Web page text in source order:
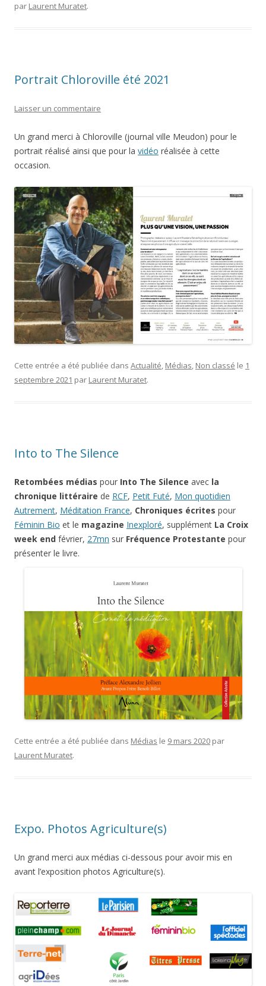
par Laurent Muratet.
Portrait Chloroville été 2021
Laisser un commentaire
Un grand merci à Chloroville (journal ville Meudon) pour le
portrait réalisé ainsi que pour la vidéo réalisée à cette
occasion.
Cette entrée a été publiée dans Actualité, Médias, Non classé le 1
septembre 2021 par Laurent Muratet.
Into to The Silence
Retombées médias pour Into The Silence avec la
chronique littéraire de RCF, Petit Futé, Mon quotidien
Autrement, Méditation France, Chroniques écrites pour
Féminin Bio et le magazine Inexploré, supplément La Croix
week end février, 27mn sur Fréquence Protestante pour
présenter le livre.
Cette entrée a été publiée dans Médias le 9 mars 2020 par
Laurent Muratet.
Expo. Photos Agriculture(s)
Un grand merci aux médias ci-dessous pour avoir mis en
avant l’exposition photos Agriculture(s).